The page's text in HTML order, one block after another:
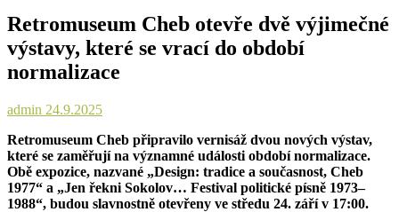
Retromuseum Cheb otevře dvě výjimečné
výstavy, které se vrací do období
normalizace
admin 24.9.2025
Retromuseum Cheb připravilo vernisáž dvou nových výstav,
které se zaměřují na významné události období normalizace.
Obě expozice, nazvané „Design: tradice a současnost, Cheb
1977“ a „Jen řekni Sokolov… Festival politické písně 1973–
1988“, budou slavnostně otevřeny ve středu 24. září v 17:00.